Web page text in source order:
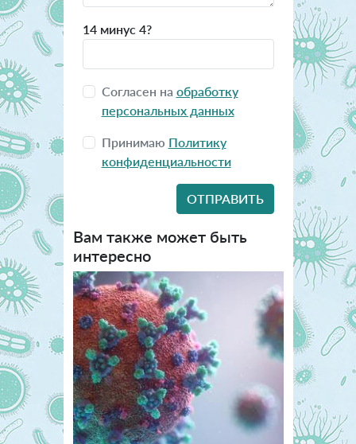
14 минус 4?
Согласен на обработку
персональных данных
Принимаю Политику
конфиденциальности
Вам также может быть
интересно